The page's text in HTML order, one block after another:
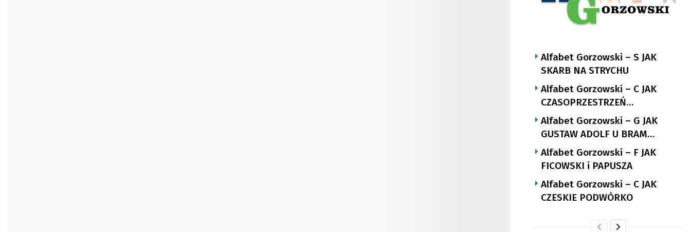
Alfabet Gorzowski – S JAK
SKARB NA STRYCHU
Alfabet Gorzowski – C JAK
CZASOPRZESTRZEŃ
NUTTGENSA
Alfabet Gorzowski – G JAK
GUSTAW ADOLF U BRAM
LANDSBERGA
Alfabet Gorzowski – F JAK
FICOWSKI i PAPUSZA
Alfabet Gorzowski – C JAK
CZESKIE PODWÓRKO